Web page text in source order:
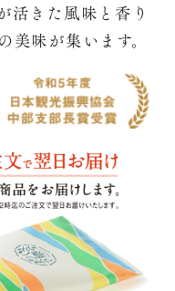
活きた風味と香り
味が集います。